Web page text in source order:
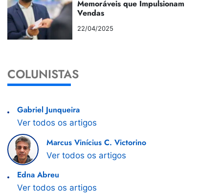
Memoráveis que Impulsionam
Vendas
22/04/2025
COLUNISTAS
Gabriel Junqueira
Ver todos os artigos
Marcus Vinícius C. Victorino
Ver todos os artigos
Edna Abreu
Ver todos os artigos